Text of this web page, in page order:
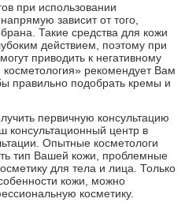
при использовании
зависит от того,
Такие средства для кожи
действием, поэтому при
приводить к негативному
рекомендует Вам
правильно подобрать кремы и
первичную консультацию
консультационный центр в
Опытные косметологи
тип Вашей кожи, проблемные
для тела и лица. Только
кожи, можно
косметику.